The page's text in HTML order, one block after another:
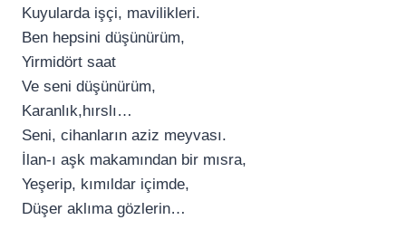
Kuyularda işçi, mavilikleri.
Ben hepsini düşünürüm,
Yirmidört saat
Ve seni düşünürüm,
Karanlık,hırslı…
Seni, cihanların aziz meyvası.
İlan-ı aşk makamından bir mısra,
Yeşerip, kımıldar içimde,
Düşer aklıma gözlerin…